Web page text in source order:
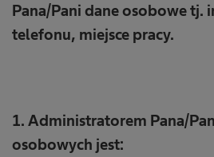
Pana/Pani dane osobowe tj.
telefonu, miejsce pracy.
1. Administratorem Pana/
osobowych jest: